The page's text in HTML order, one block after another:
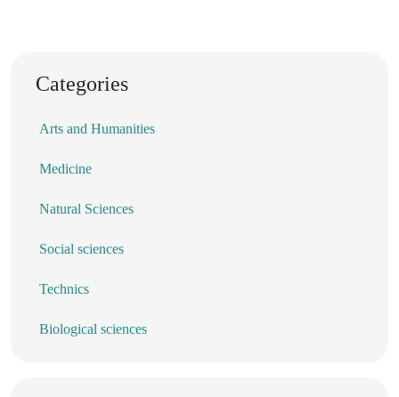
Categories
Arts and Humanities
Medicine
Natural Sciences
Social sciences
Technics
Biological sciences